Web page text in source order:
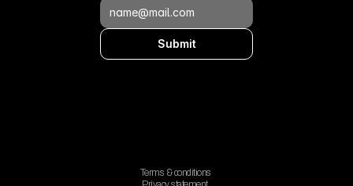
Submit
Terms & conditions